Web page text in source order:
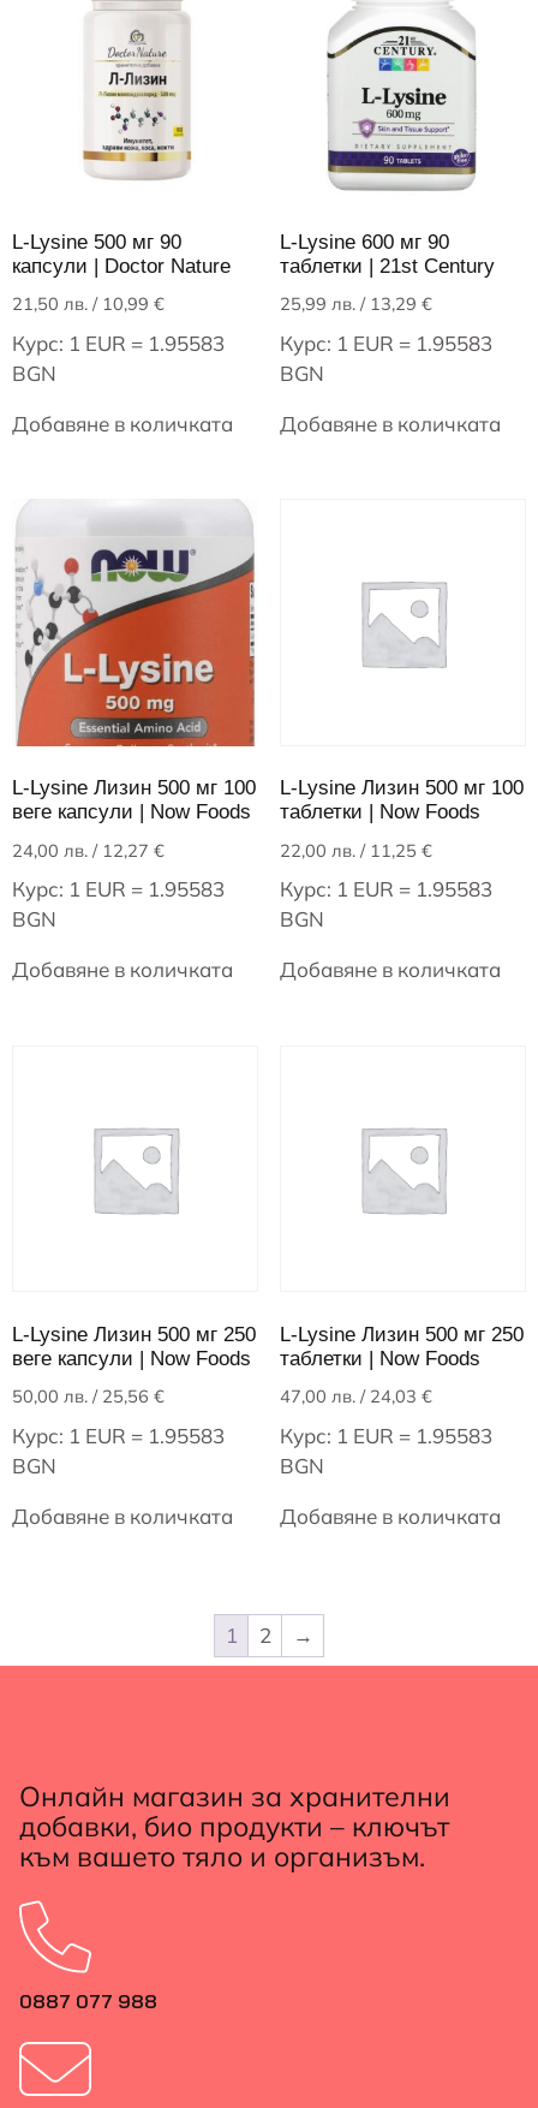
L-Lysine 500 мг 90
капсули | Doctor Nature
21,50 лв. / 10,99 €
Курс: 1 EUR = 1.95583
BGN
Добавяне в количката
L-Lysine 600 мг 90
таблетки | 21st Century
25,99 лв./ 13,29 €
Курс: 1 EUR = 1.95583
BGN
Добавяне в количката
L-Lysine Лизин 500 мг 100
веге капсули | Now Foods
24,00 лв. / 12,27 €
Курс: 1 EUR = 1.95583
BGN
Добавяне в количката
L-Lysine Лизин 500 мг 100
таблетки | Now Foods
22,00 лв./ 11,25 €
Курс: 1 EUR = 1.95583
BGN
Добавяне в количката
L-Lysine Лизин 500 мг 250
веге капсули | Now Foods
50,00 лв. / 25,56 €
Курс: 1 EUR = 1.95583
BGN
Добавяне в количката
L-Lysine Лизин 500 мг 250
таблетки | Now Foods
47,00 лв./ 24,03 €
Курс: 1 EUR = 1.95583
BGN
Добавяне в количката
1 2 →
Онлайн магазин за хранителни
добавки, био продукти – ключът
към вашето тяло и организъм.
0887 077 988